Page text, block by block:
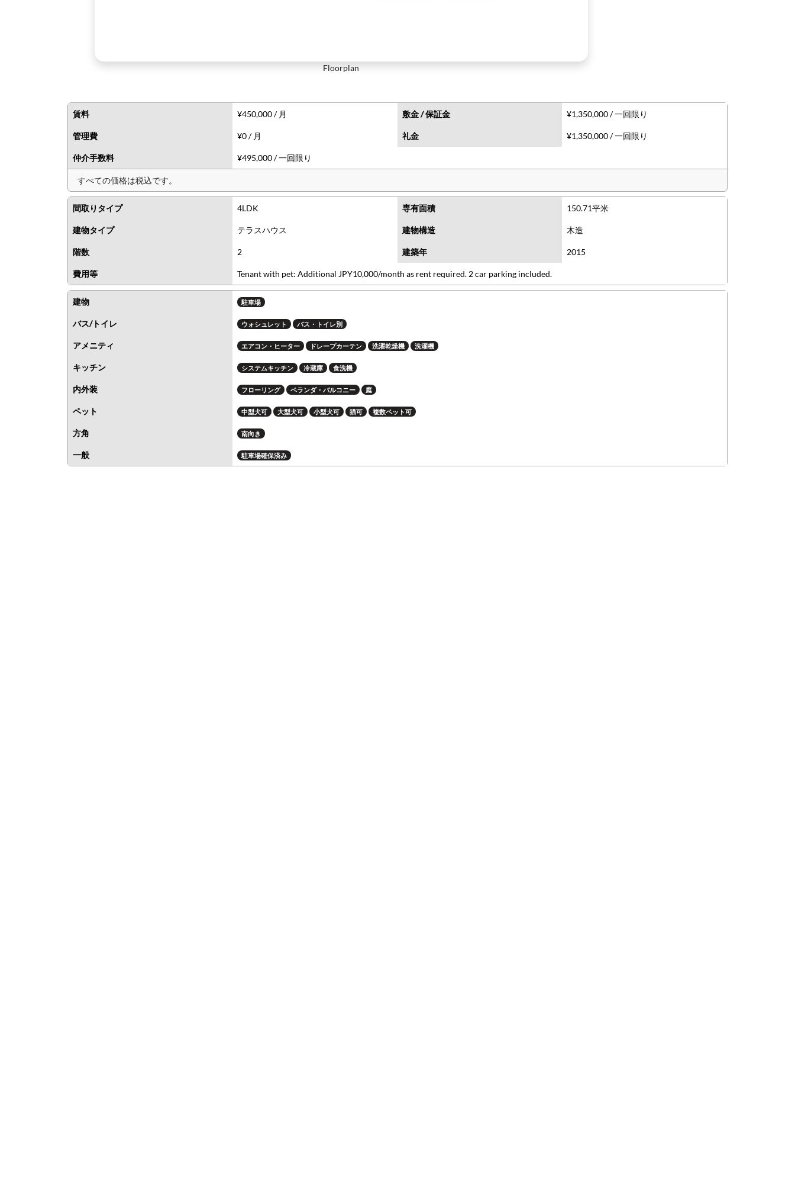
Floorplan
賃料 ¥450,000 / 月
管理費 ¥0 / 月
敷金 / 保証金 ¥1,350,000 / 一回限り
礼金 ¥1,350,000 / 一回限り
仲介手数料 ¥495,000 / 一回限り
すべての価格は税込です。
間取りタイプ 4LDK
建物タイプ テラスハウス
階数 2
専有面積 150.71平米
建物構造 木造
建築年 2015
費用等 Tenant with pet: Additional JPY10,000/month as rent required. 2 car parking included.
建物 駐車場
バス/トイレ ウォシュレット バス・トイレ別
アメニティ エアコン・ヒーター ドレープカーテン 洗濯乾燥機 洗濯機
キッチン システムキッチン 冷蔵庫 食洗機
内外装 フローリング ベランダ・バルコニー 庭
ペット 中型犬可 大型犬可 小型犬可 猫可 複数ペット可
方角 南向き
一般 駐車場確保済み